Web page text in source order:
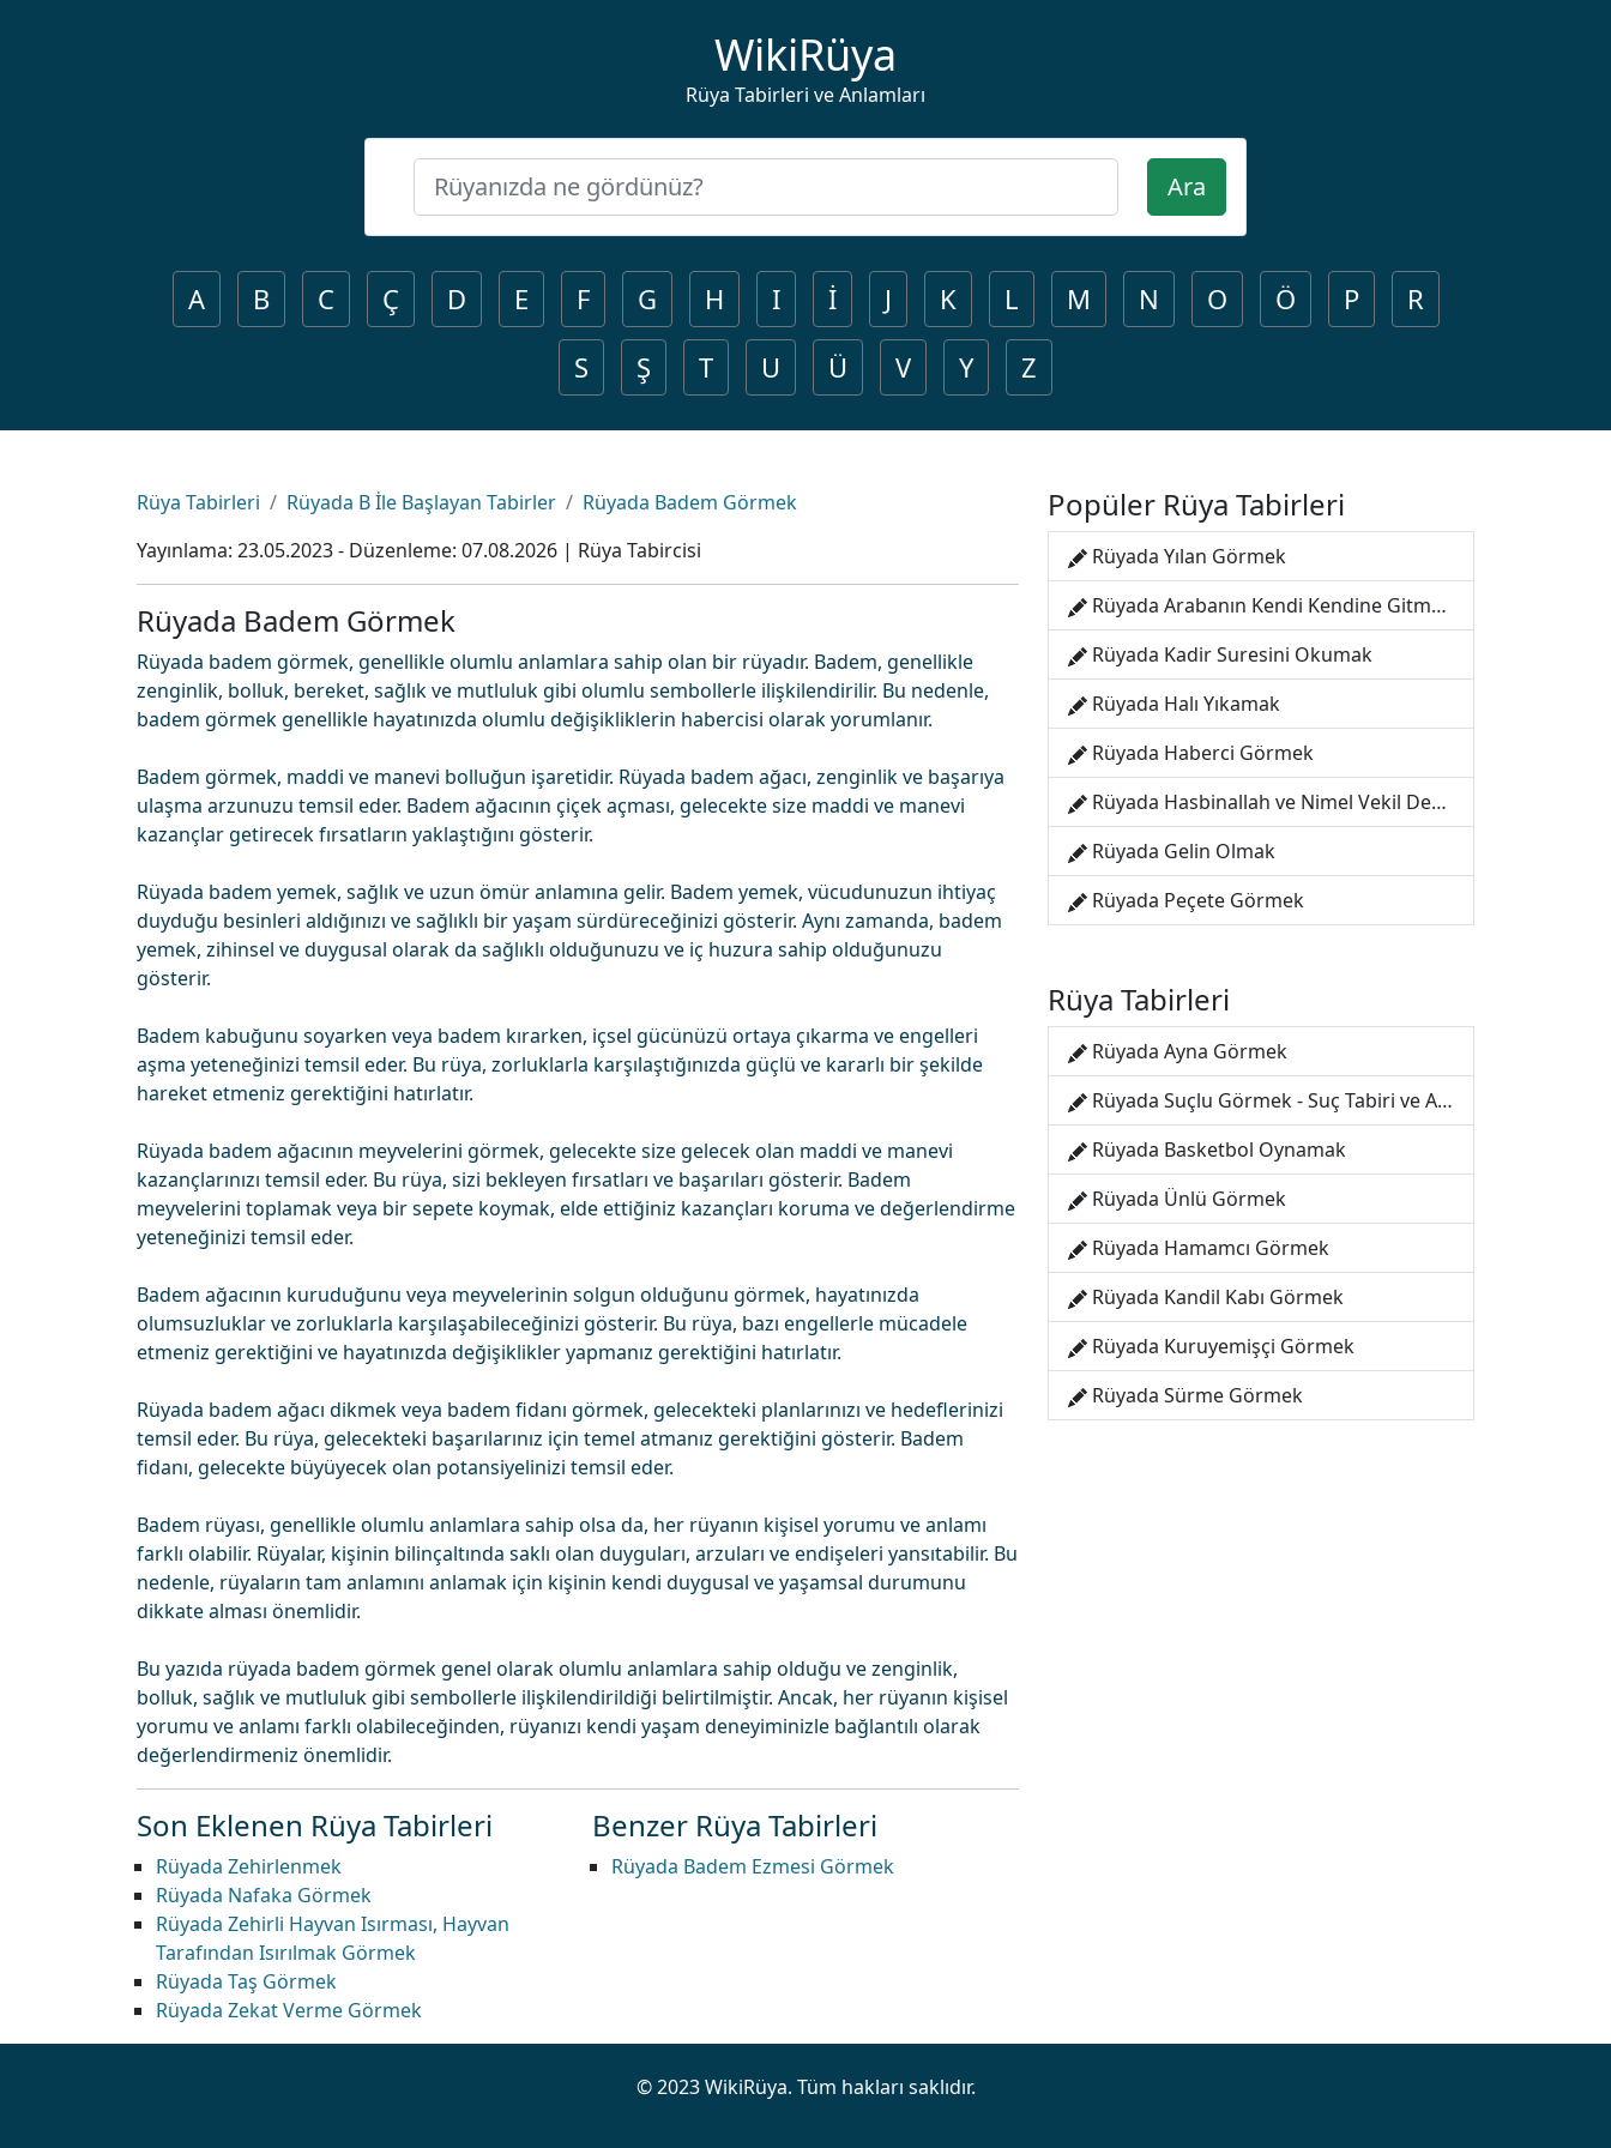
WikiRüya
Rüya Tabirleri ve Anlamları
Ara
A B C Ç D E F G H I İ J K L M N O Ö P
R
S
Ş T U Ü V Y Z
Rüya Tabirleri Rüyada B İle Başlayan Tabirler
Rüyada Badem Görmek
Yayınlama: 23.05.2023- Düzenleme: 07.08.2026 | Rüya Tabircisi
Rüyada Badem Görmek
Rüyada badem görmek, genellikle olumlu anlamlara sahip olan bir rüyadır. Badem, genellikle
zenginlik, bolluk, bereket, sağlık ve mutluluk gibi olumlu sembollerle ilişkilendirilir. Bu nedenle,
badem görmek genellikle hayatınızda olumlu değişikliklerin habercisi olarak yorumlanır.
Badem görmek, maddi ve manevi bolluğun işaretidir. Rüyada badem ağacı, zenginlik ve başarıya
ulaşma arzunuzu temsil eder. Badem ağacının çiçek açması, gelecekte size maddi ve manevi
kazançlar getirecek fırsatların yaklaştığını gösterir.
Rüyada badem yemek, sağlık ve uzun ömür anlamına gelir. Badem yemek, vücudunuzun ihtiyaç
duyduğu besinleri aldığınızı ve sağlıklı bir yaşam sürdüreceğinizi gösterir. Aynı zamanda, badem
yemek, zihinsel ve duygusal olarak da sağlıklı olduğunuzu ve iç huzura sahip olduğunuzu
gösterir.
Badem kabuğunu soyarken veya badem kırarken, içsel gücünüzü ortaya çıkarma ve engelleri
aşma yeteneğinizi temsil eder. Bu rüya, zorluklarla karşılaştığınızda güçlü ve kararlı bir şekilde
hareket etmeniz gerektiğini hatırlatır.
Rüyada badem ağacının meyvelerini görmek, gelecekte size gelecek olan maddi ve manevi
kazançlarınızı temsil eder. Bu rüya, sizi bekleyen fırsatları ve başarıları gösterir. Badem
meyvelerini toplamak veya bir sepete koymak, elde ettiğiniz kazançları koruma ve değerlendirme
yeteneğinizi temsil eder.
Badem ağacının kuruduğunu veya meyvelerinin solgun olduğunu görmek, hayatınızda
olumsuzluklar ve zorluklarla karşılaşabileceğinizi gösterir. Bu rüya, bazı engellerle mücadele
etmeniz gerektiğini ve hayatınızda değişiklikler yapmanız gerektiğini hatırlatır.
Rüyada badem ağacı dikmek veya badem fidanı görmek, gelecekteki planlarınızı ve hedeflerinizi
temsil eder. Bu rüya, gelecekteki başarılarınız için temel atmanız gerektiğini gösterir. Badem
fidanı, gelecekte büyüyecek olan potansiyelinizi temsil eder.
Badem rüyası, genellikle olumlu anlamlara sahip olsa da, her rüyanın kişisel yorumu ve anlamı
farklı olabilir. Rüyalar, kişinin bilinçaltında saklı olan duyguları, arzuları ve endişeleri yansıtabilir. Bu
nedenle, rüyaların tam anlamını anlamak için kişinin kendi duygusal ve yaşamsal durumunu
dikkate alması önemlidir.
Bu yazıda rüyada badem görmek genel olarak olumlu anlamlara sahip olduğu ve zenginlik,
bolluk, sağlık ve mutluluk gibi sembollerle ilişkilendirildiği belirtilmiştir. Ancak, her rüyanın kişisel
yorumu ve anlamı farklı olabileceğinden, rüyanızı kendi yaşam deneyiminizle bağlantılı olarak
değerlendirmeniz önemlidir.
Son Eklenen Rüya Tabirleri
Rüyada Zehirlenmek
Rüyada Nafaka Görmek
Rüyada Zehirli Hayvan Isırması, Hayvan
Tarafından Isırılmak Görmek
Rüyada Taş Görmek
Rüyada Zekat Verme Görmek
Benzer Rüya Tabirleri
Rüyada Badem Ezmesi Görmek
Popüler Rüya Tabirleri
Rüyada Yılan Görmek
Rüyada Arabanın Kendi Kendine Gitmesi
Rüyada Kadir Suresini Okumak
Rüyada Halı Yıkamak
Rüyada Haberci Görmek
Rüyada Hasbinallah ve Nimel Vekil Demek
Rüyada Gelin Olmak
Rüyada Peçete Görmek
Rüya Tabirleri
Rüyada Ayna Görmek
Rüyada Suçlu Görmek - Suç Tabiri ve Anlamı
Rüyada Basketbol Oynamak
Rüyada Ünlü Görmek
Rüyada Hamamcı Görmek
Rüyada Kandil Kabı Görmek
Rüyada Kuruyemişçi Görmek
Rüyada Sürme Görmek
© 2023 WikiRüya. Tüm hakları saklıdır.